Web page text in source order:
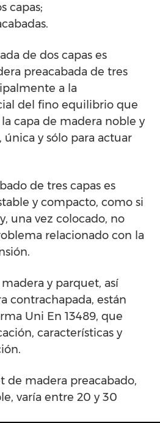
capas;
de dos capas es
preacabada de tres
a la
del fino equilibrio que
capa de madera noble y
única y sólo para actuar
de tres capas es
y compacto, como si
una vez colocado, no
relacionado con la
y parquet, así
contrachapada, están
Uni En 13489, que
características y
de madera preacabado,
varía entre 20 y 30